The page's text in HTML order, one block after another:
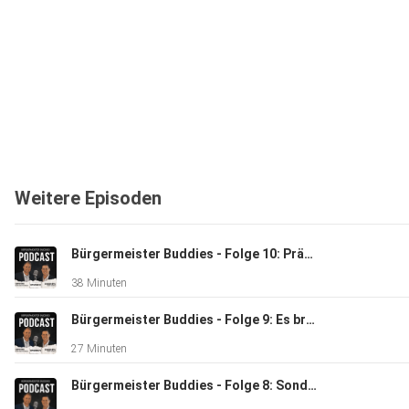
Weitere Episoden
Bürgermeister Buddies - Folge 10: Präsident Steffen Jäger
38 Minuten
Bürgermeister Buddies - Folge 9: Es brennt!
27 Minuten
Bürgermeister Buddies - Folge 8: Sondervermögen - der Tropfen auf den heißen Stein?